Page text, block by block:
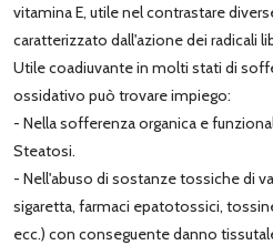
vitamina E, utile nel contrastare
caratterizzato dall'azione dei radicali
Utile coadiuvante in molti stati di
ossidativo può trovare impiego:
- Nella sofferenza organica e
Steatosi.
- Nell'abuso di sostanze tossiche di
sigaretta, farmaci epatotossici,
ecc.) con conseguente danno